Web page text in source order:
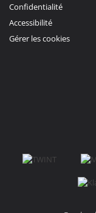
Confidentialité
Accessibilité
Gérer les cookies